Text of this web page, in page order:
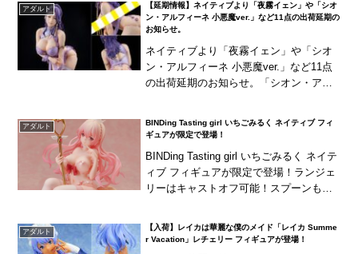
で、ボ...
アダルト
【延期情報】ネイティブより「夜霧イェン」や「シオ
ン・アルフィーネ 小悪魔ver.」など11点の出荷延期の
お知らせ。
ネイティブより「夜霧イェン」や「シオ
ン・アルフィーネ 小悪魔ver.」など11点
の出荷延期のお知らせ。「シオン・アル
「チ...
アダルト
BINDing Tasting girl いちごみるく ネイティブ フィ
ギュアが限定で登場！
BINDing Tasting girl いちごみるく ネイテ
ィブ フィギュアが限定で登場！ランジェ
リーはキャストオフ可能！スプーンも取
アダルト
【入荷】レイカは華麗な僕のメイド「レイカ Summe
r Vacation」レチェリー フィギュアが登場！